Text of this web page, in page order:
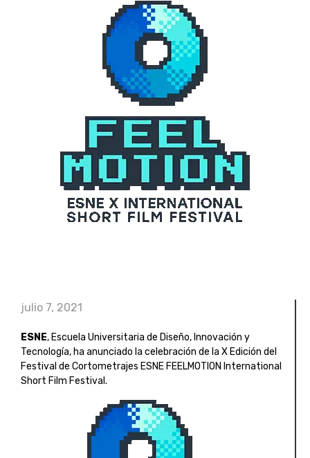
julio 7, 2021
ESNE, Escuela Universitaria de Diseño, Innovación y
Tecnología, ha anunciado la celebración de la X Edición del
Festival de Cortometrajes ESNE FEELMOTION International
Short Film Festival.